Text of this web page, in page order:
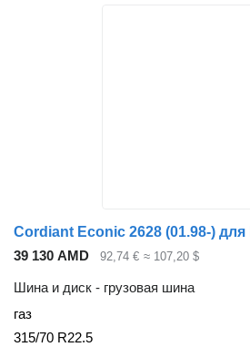
39 130 AMD 92,74 € ≈ 107,20 $
Шина и диск - грузовая шина
газ
315/70 R22.5